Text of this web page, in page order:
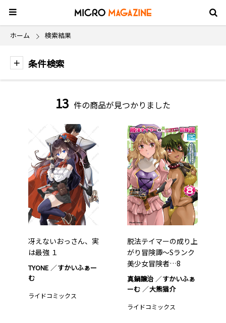
ホーム 検索結果
条件検索
13 件の商品が見つかりました
冴えないおっさん、実
は最強 １
TYONE
すかいふぁー
む
ライドコミックス
脱法テイマーの成り上
がり冒険譚～Sランク
美少女冒険者…8
真鍋譲治
すかいふぁ
ーむ
大熊猫介
ライドコミックス